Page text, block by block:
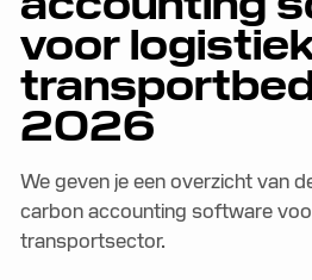
voor
2026
We geven je een overzicht van
carbon accounting software
transportsector.